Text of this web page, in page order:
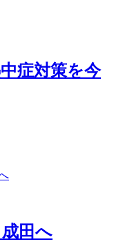
症対策を今
田へ